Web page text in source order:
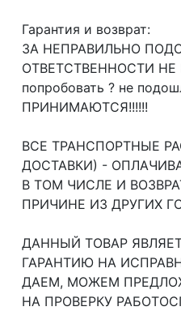
Гарантия и возврат:
ЗА НЕПРАВИЛЬНО
ОТВЕТСТВЕННОСТИ НЕ
попробовать ? не
ПРИНИМАЮТСЯ!!!!!!
ВСЕ ТРАНСПОРТНЫЕ
ДОСТАВКИ) -
В ТОМ ЧИСЛЕ И
ПРИЧИНЕ ИЗ ДРУГИХ
ДАННЫЙ ТОВАР
ГАРАНТИЮ НА
ДАЕМ, МОЖЕМ
НА ПРОВЕРКУ